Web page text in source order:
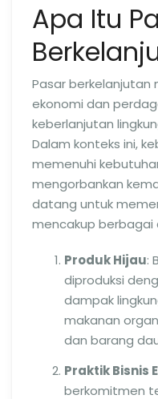
Apa Itu
Pasar berkelanjutan
ekonomi dan
keberlanjutan
Dalam konteks ini,
memenuhi
mengorbankan
datang untuk
mencakup berbagai
Produk Hijau:
diproduksi
dampak
makanan
dan barang
Praktik Bisnis
berkomitmen